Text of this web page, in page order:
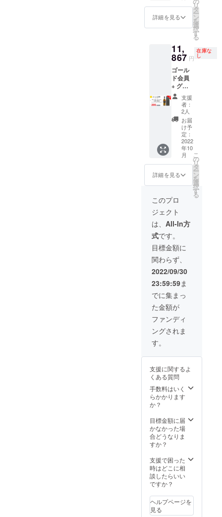
詳細を見る
リ
タ
ー
ン
を
選
択
す
る
11,
867 円
在庫な
し
ゴール
ド会員
+ グレ
ンモー
レンジ
19年
43%
700ml +
200円割
引券
（半年
間有
効）
支援
者：
2人
お届
け予
定：
2022
年10
月
詳細を見る
こ
の
リ
タ
ー
ン
を
選
択
す
る
このプロ
ジェクト
は、 All-In方
式です。
目標金額に
関わらず、
2022/09/30
23:59:59ま
でに集まっ
た金額が
ファンディ
ングされま
す。
支援に関するよ
くある質問
手数料はいく
らかかります
か？
目標金額に届
かなかった場
合どうなりま
すか？
支援で困った
時はどこに相
談したらいい
ですか？
ヘルプページを
見る